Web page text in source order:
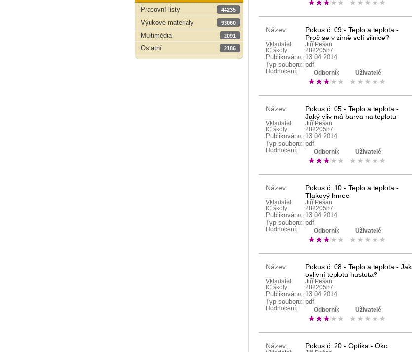
Pracovní listy
44235
Výukové materiály 93060
Multimédia 2091
Ostatní 2186
Název:
Pokus č. 09 - Teplo a teplota -
Proč se v zimě solí silnice?
Vkladatel:
Jiří Pešan
IČ školy:
28220587
Publikováno: 13.04.2014
Typ souboru: pdf
Hodnocení: Odborník Uživatelé
Název:
Pokus č. 05 - Teplo a teplota -
Jaký vliv má barva na teplotu
Vkladatel:
Jiří Pešan
IČ školy:
28220587
Publikováno: 13.04.2014
Typ souboru: pdf
Hodnocení: Odborník Uživatelé
Název:
Pokus č. 10 - Teplo a teplota -
Tlakový hrnec
Vkladatel:
Jiří Pešan
IČ školy:
28220587
Publikováno: 13.04.2014
Typ souboru: pdf
Hodnocení: Odborník Uživatelé
Název:
Pokus č. 08 - Teplo a teplota - Jak
ovlivní teplotu hustota?
Vkladatel:
Jiří Pešan
IČ školy:
28220587
Publikováno: 13.04.2014
Typ souboru: pdf
Hodnocení: Odborník Uživatelé
Název: Pokus č. 20 - Optika - Oko